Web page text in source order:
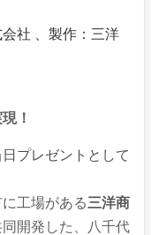
社 、製作：三洋
！
プレゼントとして
工場がある三洋商
同開発した、八千代